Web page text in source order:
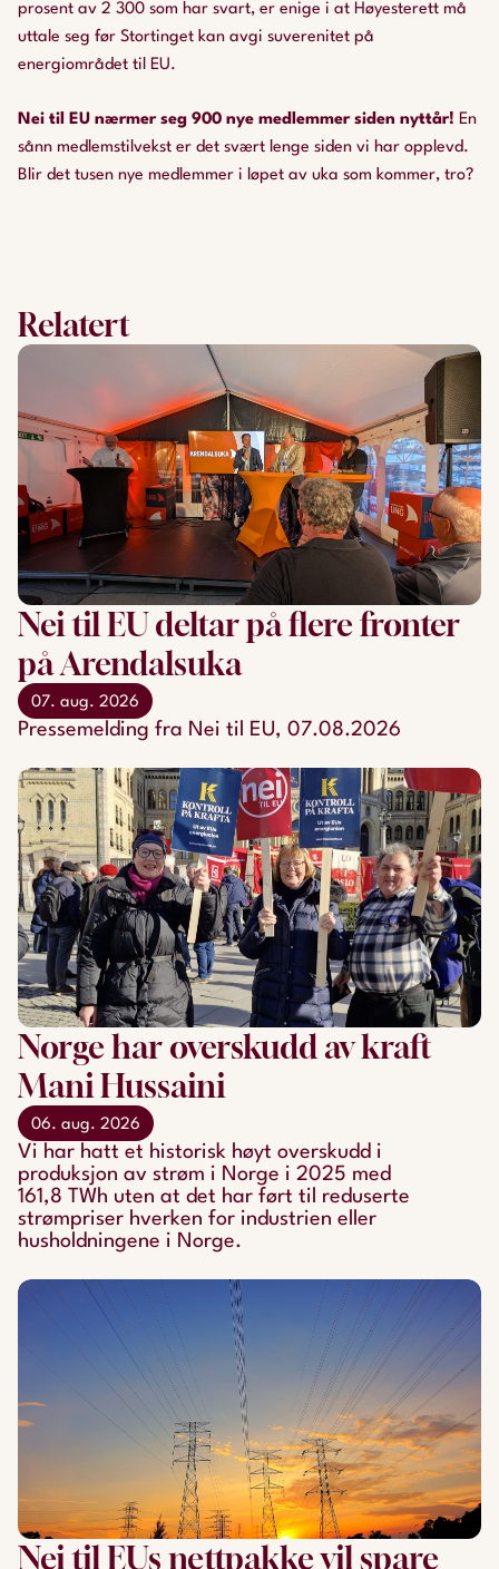
prosent av 2 300 som har svart, er enige i at Høyesterett må
uttale seg før Stortinget kan avgi suverenitet på
energiområdet til EU.
Nei til EU nærmer seg 900 nye medlemmer siden nyttår! En
sånn medlemstilvekst er det svært lenge siden vi har opplevd.
Blir det tusen nye medlemmer i løpet av uka som kommer, tro?
Relatert
Nei til EU deltar på flere fronter
på Arendalsuka
07. aug. 2026
Pressemelding fra Nei til EU, 07.08.2026
Norge har overskudd av kraft
Mani Hussaini
06. aug. 2026
Vi har hatt et historisk høyt overskudd i
produksjon av strøm i Norge i 2025 med
161,8 TWh uten at det har ført til reduserte
strømpriser hverken for industrien eller
husholdningene i Norge.
Nei til EUs nettpakke vil spare